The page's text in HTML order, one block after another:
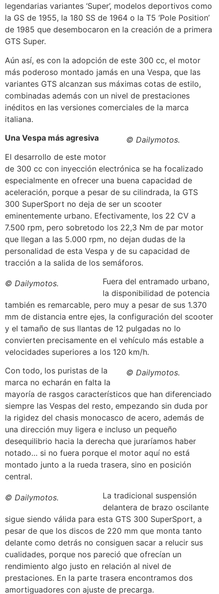
legendarias variantes ‘Super’, modelos deportivos como
la GS de 1955, la 180 SS de 1964 o la T5 ‘Pole Position’
de 1985 que desembocaron en la creación de a primera
GTS Super.
Aún así, es con la adopción de este 300 cc, el motor
más poderoso montado jamás en una Vespa, que las
variantes GTS alcanzan sus máximas cotas de estilo,
combinadas además con un nivel de prestaciones
inéditos en las versiones comerciales de la marca
italiana.
© Dailymotos.
Una Vespa más agresiva
El desarrollo de este motor
de 300 cc con inyección electrónica se ha focalizado
especialmente en ofrecer una buena capacidad de
aceleración, porque a pesar de su cilindrada, la GTS
300 SuperSport no deja de ser un scooter
eminentemente urbano. Efectivamente, los 22 CV a
7.500 rpm, pero sobretodo los 22,3 Nm de par motor
que llegan a las 5.000 rpm, no dejan dudas de la
personalidad de esta Vespa y de su capacidad de
tracción a la salida de los semáforos.
© Dailymotos.
Fuera del entramado urbano,
la disponibilidad de potencia
también es remarcable, pero muy a pesar de sus 1.370
mm de distancia entre ejes, la configuración del scooter
y el tamaño de sus llantas de 12 pulgadas no lo
convierten precisamente en el vehículo más estable a
velocidades superiores a los 120 km/h.
© Dailymotos.
Con todo, los puristas de la
marca no echarán en falta la
mayoría de rasgos característicos que han diferenciado
siempre las Vespas del resto, empezando sin duda por
la rigidez del chasis monocasco de acero, además de
una dirección muy ligera e incluso un pequeño
desequilibrio hacia la derecha que juraríamos haber
notado… si no fuera porque el motor aquí no está
montado junto a la rueda trasera, sino en posición
central.
© Dailymotos.
La tradicional suspensión
delantera de brazo oscilante
sigue siendo válida para esta GTS 300 SuperSport, a
pesar de que los discos de 220 mm que monta tanto
delante como detrás no consiguen sacar a relucir sus
cualidades, porque nos pareció que ofrecían un
rendimiento algo justo en relación al nivel de
prestaciones. En la parte trasera encontramos dos
amortiguadores con ajuste de precarga.